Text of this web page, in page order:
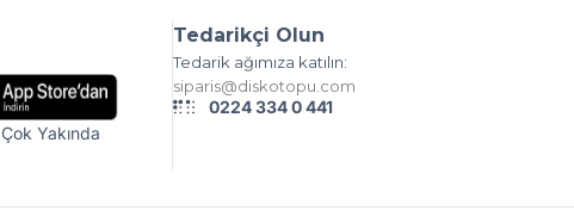
Çok Yakında
Tedarikçi Olun
Tedarik ağımıza katılın:
siparis@diskotopu.com
0224 334 0 441